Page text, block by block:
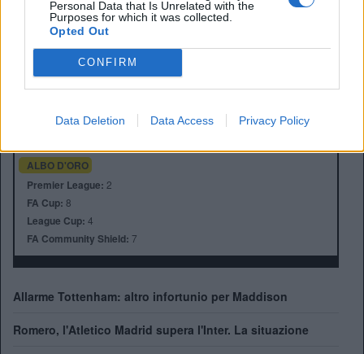
Personal Data that Is Unrelated with the
Purposes for which it was collected.
Opted Out
CONFIRM
Data Deletion Data Access Privacy Policy
Anno di Fondazione:1882 come Hotspur F.C.
Stadio:Tottenham Hotspur Stadium (62850)
Presidente: Daniel Levy
ALBO D'ORO
Premier League: 2
FA Cup: 8
League Cup: 4
FA Community Shield: 7
Allarme Tottenham: altro infortunio per Maddison
Romero, l'Atletico Madrid supera l'Inter. La situazione